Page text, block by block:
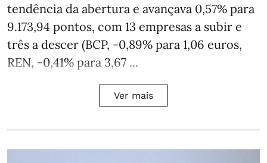
tendência da abertura e avançava 0,57% para
9.173,94 pontos, com 13 empresas a subir e
três a descer (BCP, -0,89% para 1,06 euros,
REN, -0,41% para 3,67 ...
Ver mais